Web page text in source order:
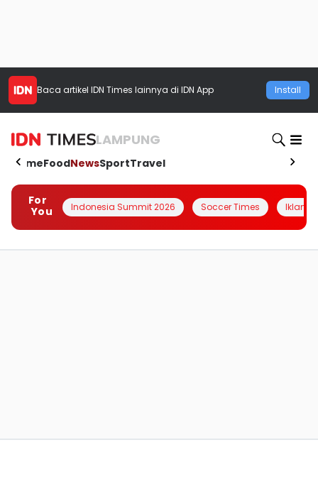
Baca artikel IDN Times lainnya di IDN App Install
LAMPUNG
HomeFoodNewsSportTravel
For
You
Indonesia Summit 2026 Soccer Times Iklanin